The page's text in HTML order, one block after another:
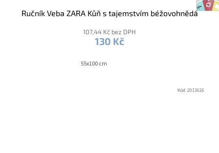
Ručník Veba ZARA Kůň s tajemstvím béžovohnědá
107,44 Kč bez DPH
130 Kč
55x100 cm
Kód:2013626